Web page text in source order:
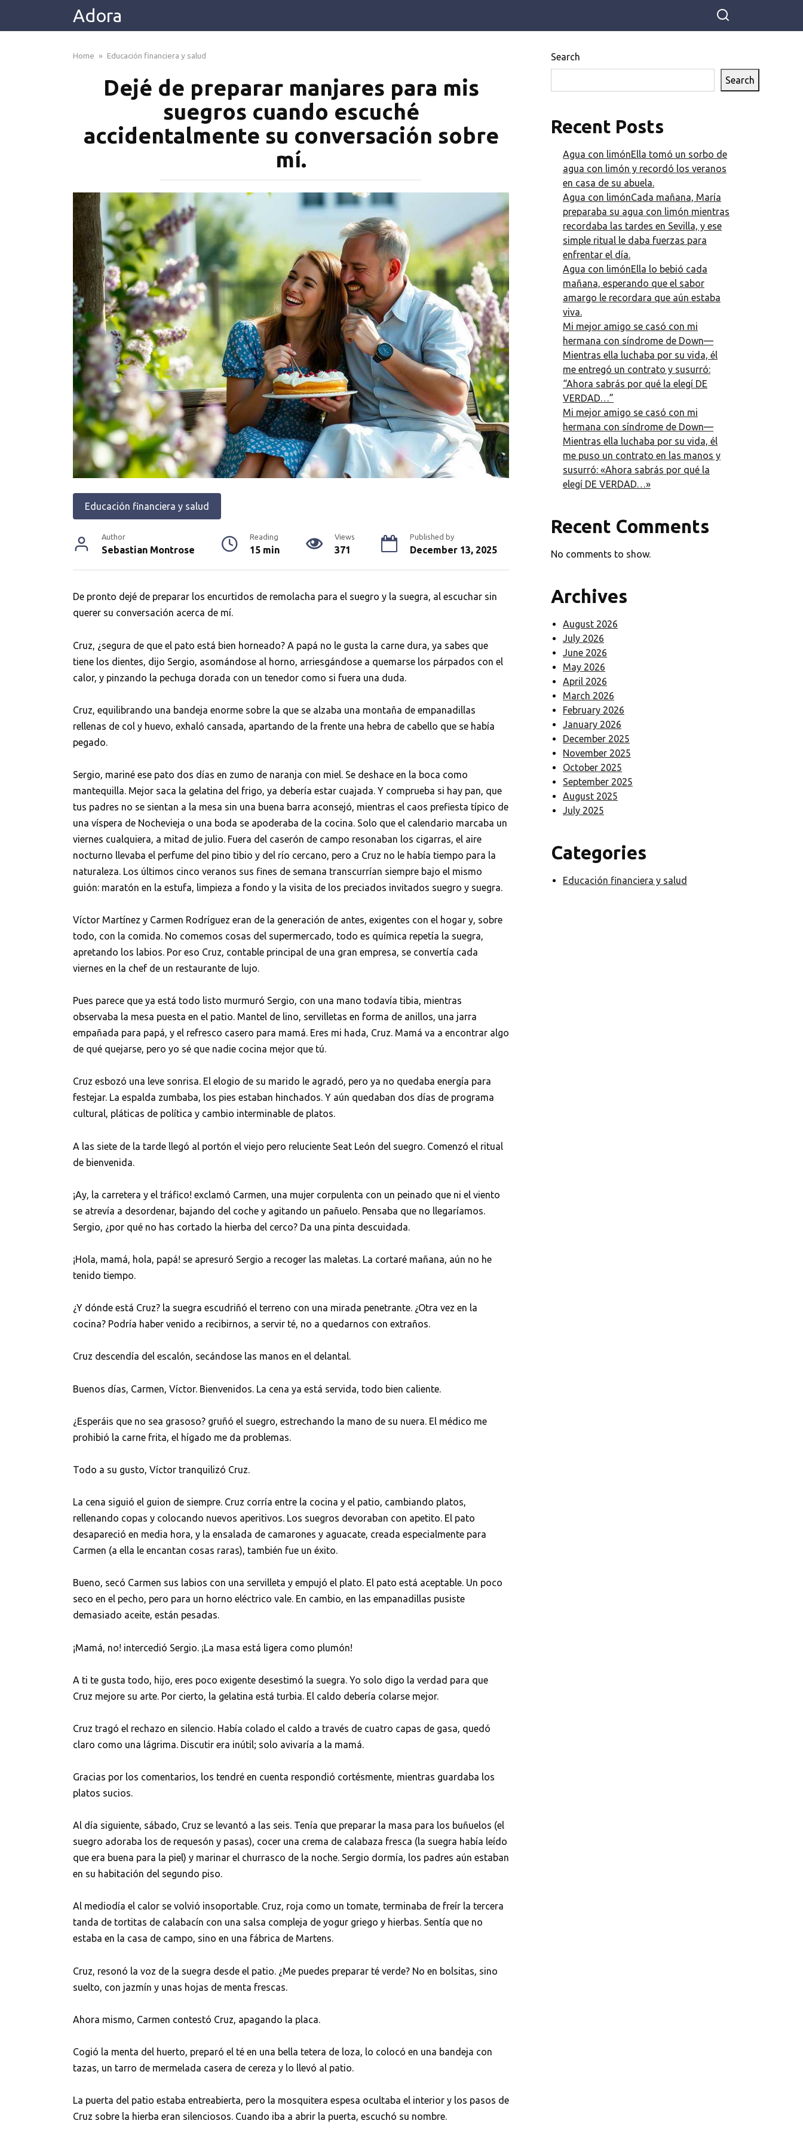
Adora
Home » Educación financiera y salud
Dejé de preparar manjares para mis
suegros cuando escuché
accidentalmente su conversación sobre
mí.
Educación financiera y salud
Author
Sebastian Montrose
Reading
15 min
Views
371
Published by
December 13, 2025
De pronto dejé de preparar los encurtidos de remolacha para el suegro y la suegra, al escuchar sin
querer su conversación acerca de mí.
Cruz, ¿segura de que el pato está bien horneado? A papá no le gusta la carne dura, ya sabes que
tiene los dientes, dijo Sergio, asomándose al horno, arriesgándose a quemarse los párpados con el
calor, y pinzando la pechuga dorada con un tenedor como si fuera una duda.
Cruz, equilibrando una bandeja enorme sobre la que se alzaba una montaña de empanadillas
rellenas de col y huevo, exhaló cansada, apartando de la frente una hebra de cabello que se había
pegado.
Sergio, mariné ese pato dos días en zumo de naranja con miel. Se deshace en la boca como
mantequilla. Mejor saca la gelatina del frigo, ya debería estar cuajada. Y comprueba si hay pan, que
tus padres no se sientan a la mesa sin una buena barra aconsejó, mientras el caos prefiesta típico de
una víspera de Nochevieja o una boda se apoderaba de la cocina. Solo que el calendario marcaba un
viernes cualquiera, a mitad de julio. Fuera del caserón de campo resonaban los cigarras, el aire
nocturno llevaba el perfume del pino tibio y del río cercano, pero a Cruz no le había tiempo para la
naturaleza. Los últimos cinco veranos sus fines de semana transcurrían siempre bajo el mismo
guión: maratón en la estufa, limpieza a fondo y la visita de los preciados invitados suegro y suegra.
Víctor Martínez y Carmen Rodríguez eran de la generación de antes, exigentes con el hogar y, sobre
todo, con la comida. No comemos cosas del supermercado, todo es química repetía la suegra,
apretando los labios. Por eso Cruz, contable principal de una gran empresa, se convertía cada
viernes en la chef de un restaurante de lujo.
Pues parece que ya está todo listo murmuró Sergio, con una mano todavía tibia, mientras
observaba la mesa puesta en el patio. Mantel de lino, servilletas en forma de anillos, una jarra
empañada para papá, y el refresco casero para mamá. Eres mi hada, Cruz. Mamá va a encontrar algo
de qué quejarse, pero yo sé que nadie cocina mejor que tú.
Cruz esbozó una leve sonrisa. El elogio de su marido le agradó, pero ya no quedaba energía para
festejar. La espalda zumbaba, los pies estaban hinchados. Y aún quedaban dos días de programa
cultural, pláticas de política y cambio interminable de platos.
A las siete de la tarde llegó al portón el viejo pero reluciente Seat León del suegro. Comenzó el ritual
de bienvenida.
¡Ay, la carretera y el tráfico! exclamó Carmen, una mujer corpulenta con un peinado que ni el viento
se atrevía a desordenar, bajando del coche y agitando un pañuelo. Pensaba que no llegaríamos.
Sergio, ¿por qué no has cortado la hierba del cerco? Da una pinta descuidada.
¡Hola, mamá, hola, papá! se apresuró Sergio a recoger las maletas. La cortaré mañana, aún no he
tenido tiempo.
¿Y dónde está Cruz? la suegra escudriñó el terreno con una mirada penetrante. ¿Otra vez en la
cocina? Podría haber venido a recibirnos, a servir té, no a quedarnos con extraños.
Cruz descendía del escalón, secándose las manos en el delantal.
Buenos días, Carmen, Víctor. Bienvenidos. La cena ya está servida, todo bien caliente.
¿Esperáis que no sea grasoso? gruñó el suegro, estrechando la mano de su nuera. El médico me
prohibió la carne frita, el hígado me da problemas.
Todo a su gusto, Víctor tranquilizó Cruz.
La cena siguió el guion de siempre. Cruz corría entre la cocina y el patio, cambiando platos,
rellenando copas y colocando nuevos aperitivos. Los suegros devoraban con apetito. El pato
desapareció en media hora, y la ensalada de camarones y aguacate, creada especialmente para
Carmen (a ella le encantan cosas raras), también fue un éxito.
Bueno, secó Carmen sus labios con una servilleta y empujó el plato. El pato está aceptable. Un poco
seco en el pecho, pero para un horno eléctrico vale. En cambio, en las empanadillas pusiste
demasiado aceite, están pesadas.
¡Mamá, no! intercedió Sergio. ¡La masa está ligera como plumón!
A ti te gusta todo, hijo, eres poco exigente desestimó la suegra. Yo solo digo la verdad para que
Cruz mejore su arte. Por cierto, la gelatina está turbia. El caldo debería colarse mejor.
Cruz tragó el rechazo en silencio. Había colado el caldo a través de cuatro capas de gasa, quedó
claro como una lágrima. Discutir era inútil; solo avivaría a la mamá.
Gracias por los comentarios, los tendré en cuenta respondió cortésmente, mientras guardaba los
platos sucios.
Al día siguiente, sábado, Cruz se levantó a las seis. Tenía que preparar la masa para los buñuelos (el
suegro adoraba los de requesón y pasas), cocer una crema de calabaza fresca (la suegra había leído
que era buena para la piel) y marinar el churrasco de la noche. Sergio dormía, los padres aún estaban
en su habitación del segundo piso.
Al mediodía el calor se volvió insoportable. Cruz, roja como un tomate, terminaba de freír la tercera
tanda de tortitas de calabacín con una salsa compleja de yogur griego y hierbas. Sentía que no
estaba en la casa de campo, sino en una fábrica de Martens.
Cruz, resonó la voz de la suegra desde el patio. ¿Me puedes preparar té verde? No en bolsitas, sino
suelto, con jazmín y unas hojas de menta frescas.
Ahora mismo, Carmen contestó Cruz, apagando la placa.
Cogió la menta del huerto, preparó el té en una bella tetera de loza, lo colocó en una bandeja con
tazas, un tarro de mermelada casera de cereza y lo llevó al patio.
La puerta del patio estaba entreabierta, pero la mosquitera espesa ocultaba el interior y los pasos de
Cruz sobre la hierba eran silenciosos. Cuando iba a abrir la puerta, escuchó su nombre.
Search
Search
Recent Posts
Agua con limónElla tomó un sorbo de
agua con limón y recordó los veranos
en casa de su abuela.
Agua con limónCada mañana, María
preparaba su agua con limón mientras
recordaba las tardes en Sevilla, y ese
simple ritual le daba fuerzas para
enfrentar el día.
Agua con limónElla lo bebió cada
mañana, esperando que el sabor
amargo le recordara que aún estaba
viva.
Mi mejor amigo se casó con mi
hermana con síndrome de Down—
Mientras ella luchaba por su vida, él
me entregó un contrato y susurró:
“Ahora sabrás por qué la elegí DE
VERDAD…”
Mi mejor amigo se casó con mi
hermana con síndrome de Down—
Mientras ella luchaba por su vida, él
me puso un contrato en las manos y
susurró: «Ahora sabrás por qué la
elegí DE VERDAD…»
Recent Comments
No comments to show.
Archives
August 2026
July 2026
June 2026
May 2026
April 2026
March 2026
February 2026
January 2026
December 2025
November 2025
October 2025
September 2025
August 2025
July 2025
Categories
Educación financiera y salud